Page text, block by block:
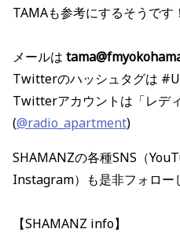
TAMAも参考にするそうです！
メールは
Twitterのハッシュタグは
Twitterアカウントは「レデ
(@radio_apartment)
SHAMANZの各種SNS（
Instagram）も是非フォロー
【SHAMANZ info】